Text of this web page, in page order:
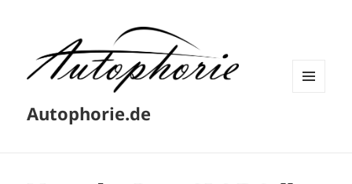
Autophorie.de